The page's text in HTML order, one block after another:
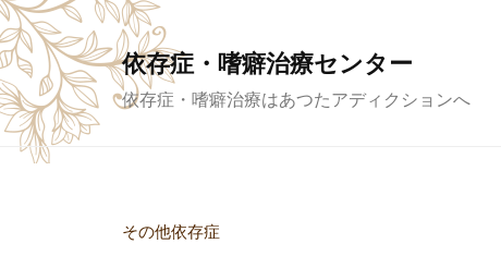
コ
ン
テ
ン
依存症・嗜癖治療センター
依存症・嗜癖治療はあつたアディクションへ
その他依存症